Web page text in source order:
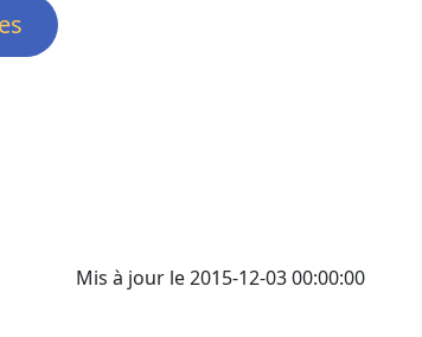
Mis à jour le 2015-12-03 00:00:00